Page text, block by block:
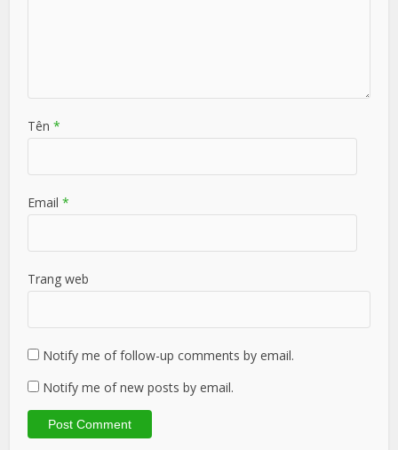
Tên*
Email*
Trang web
Notify me of follow-up comments by email.
Notify me of new posts by email.